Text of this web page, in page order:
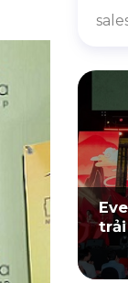
trải